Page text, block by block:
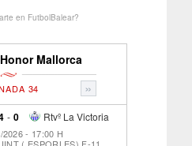
en FutbolBalear?
Mallorca
»
34
- Rtvº La Victoria
0
2026 - 17:00 H